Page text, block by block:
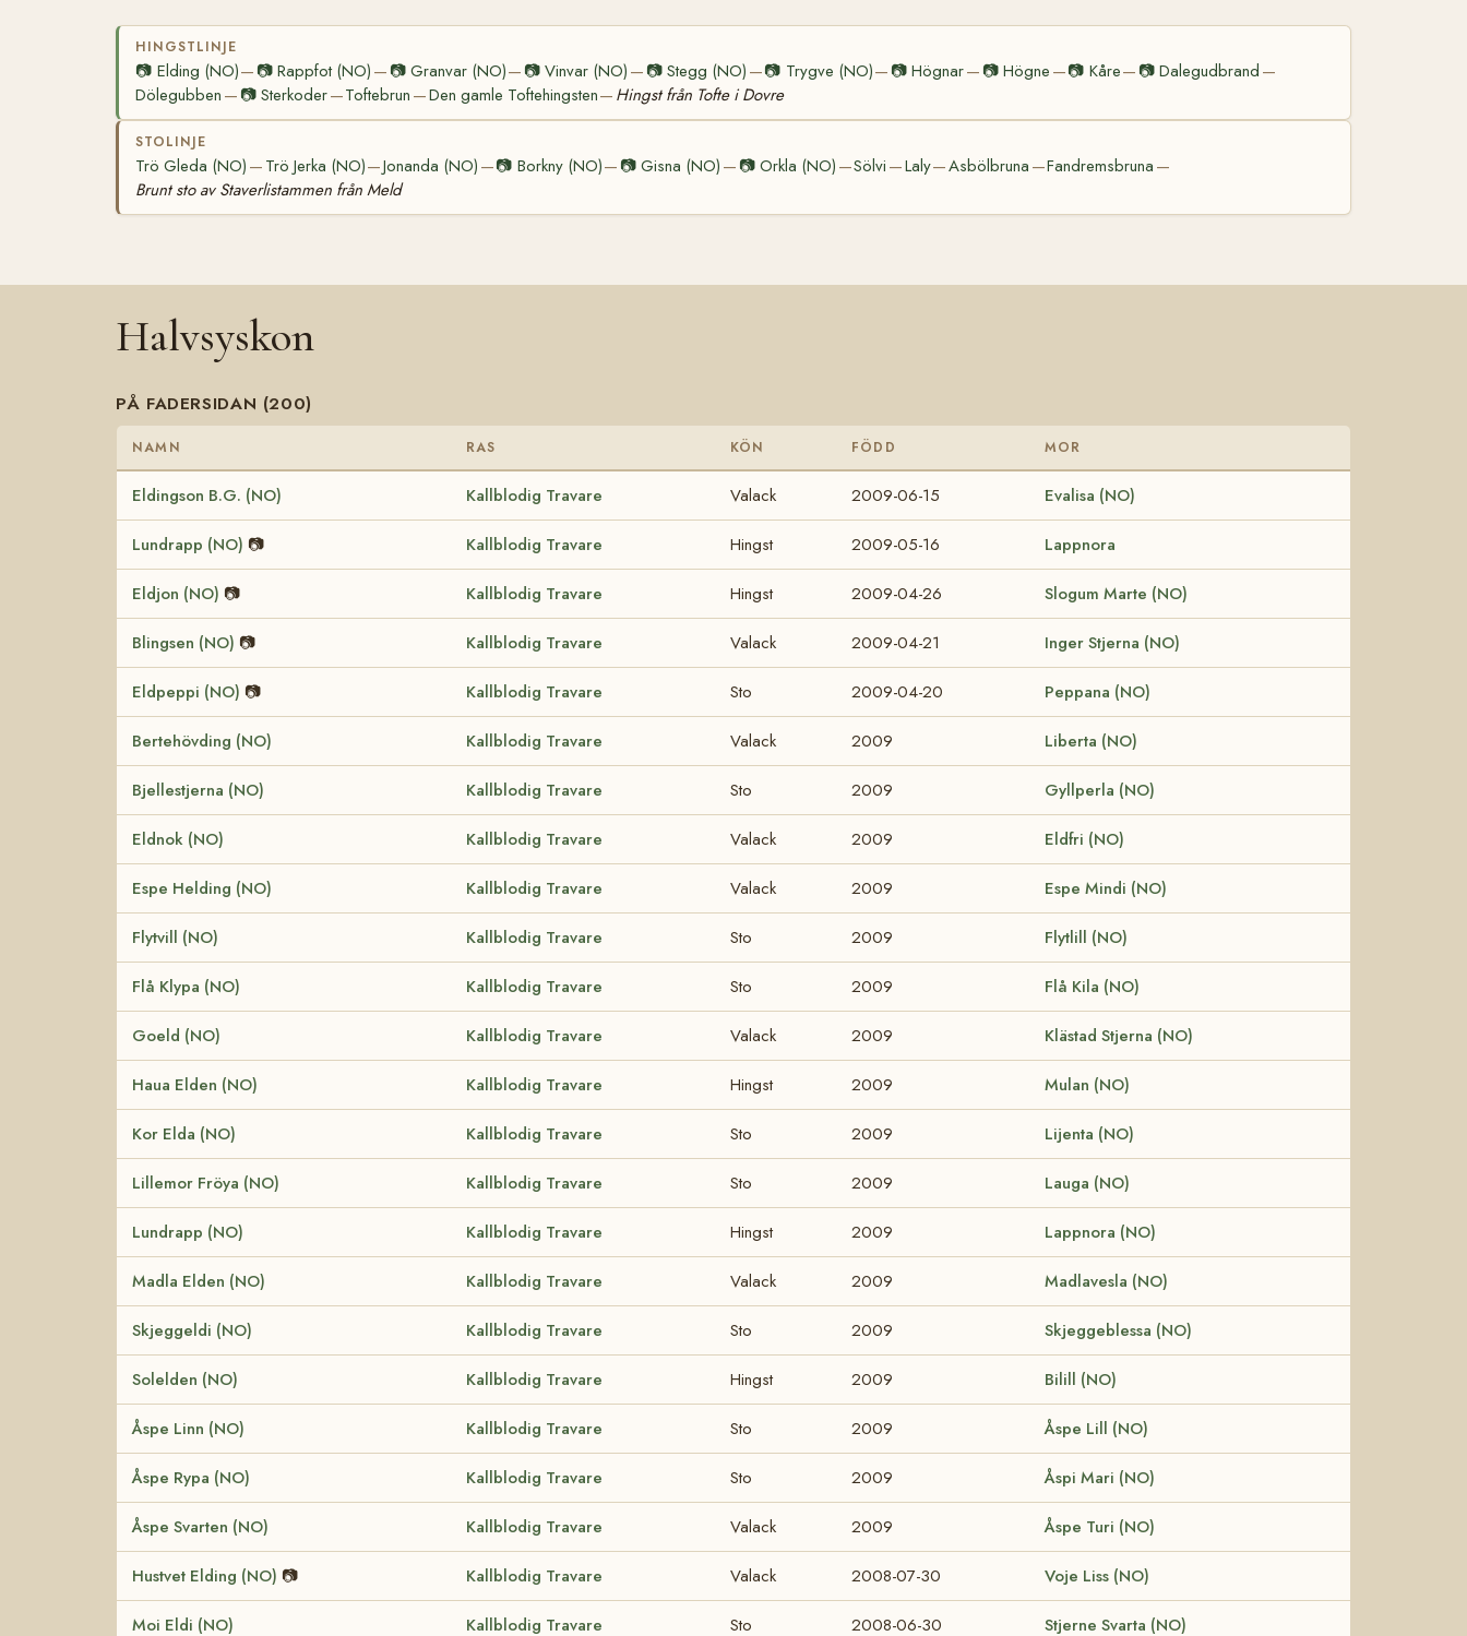
HINGSTLINJE
📷 Elding (NO)— 📷Rappfot (NO) — 📷 Granvar (NO)— 📷 Vinvar (NO) — 📷Stegg (NO) —📷 Trygve (NO)— 📷Högnar— 📷Högne —📷 Kåre— 📷Dalegudbrand —
Dölegubben — 📷Sterkoder—Toftebrun —Den gamle Toftehingsten— Hingst från Tofte i Dovre
STOLINJE
Trö Gleda (NO) — Trö Jerka (NO)—Jonanda (NO) —📷 Borkny (NO)— 📷Gisna (NO) — 📷Orkla (NO) —Sölvi —Laly—Asbölbruna —Fandremsbruna —
Brunt sto av Staverlistammen från Meld
Halvsyskon
PÅ FADERSIDAN (200)
NAMN RAS KÖN FÖDD MOR
Eldingson B.G. (NO) Kallblodig Travare Valack 2009-06-15 Evalisa (NO)
Lundrapp (NO) 📷 Kallblodig Travare Hingst 2009-05-16 Lappnora
Eldjon (NO) 📷 Kallblodig Travare Hingst 2009-04-26 Slogum Marte (NO)
Blingsen (NO) 📷 Kallblodig Travare Valack 2009-04-21 Inger Stjerna (NO)
Eldpeppi (NO) 📷 Kallblodig Travare Sto 2009-04-20 Peppana (NO)
Bertehövding (NO) Kallblodig Travare Valack 2009 Liberta (NO)
Bjellestjerna (NO) Kallblodig Travare Sto 2009 Gyllperla (NO)
Eldnok (NO) Kallblodig Travare Valack 2009 Eldfri (NO)
Espe Helding (NO) Kallblodig Travare Valack 2009 Espe Mindi (NO)
Flytvill (NO) Kallblodig Travare Sto 2009 Flytlill (NO)
Flå Klypa (NO) Kallblodig Travare Sto 2009 Flå Kila (NO)
Goeld (NO) Kallblodig Travare Valack 2009 Klästad Stjerna (NO)
Haua Elden (NO) Kallblodig Travare Hingst 2009 Mulan (NO)
Kor Elda (NO) Kallblodig Travare Sto 2009 Lijenta (NO)
Lillemor Fröya (NO) Kallblodig Travare Sto 2009 Lauga (NO)
Lundrapp (NO) Kallblodig Travare Hingst 2009 Lappnora (NO)
Madla Elden (NO) Kallblodig Travare Valack 2009 Madlavesla (NO)
Skjeggeldi (NO) Kallblodig Travare Sto 2009 Skjeggeblessa (NO)
Solelden (NO) Kallblodig Travare Hingst 2009 Bilill (NO)
Åspe Linn (NO) Kallblodig Travare Sto 2009 Åspe Lill (NO)
Åspe Rypa (NO) Kallblodig Travare Sto 2009 Åspi Mari (NO)
Åspe Svarten (NO) Kallblodig Travare Valack 2009 Åspe Turi (NO)
Hustvet Elding (NO) 📷 Kallblodig Travare Valack 2008-07-30 Voje Liss (NO)
Moi Eldi (NO) Kallblodig Travare Sto 2008-06-30 Stjerne Svarta (NO)